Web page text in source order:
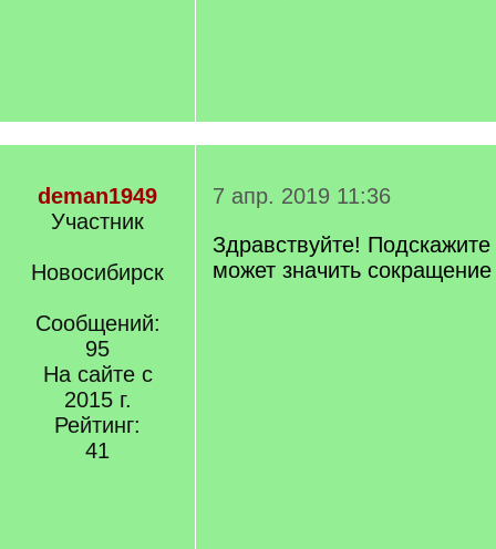
deman1949
Участник
Новосибирск
Сообщений:
95
На сайте с
2015 г.
Рейтинг:
41
7 апр. 2019 11:36
Здравствуйте!
может значить